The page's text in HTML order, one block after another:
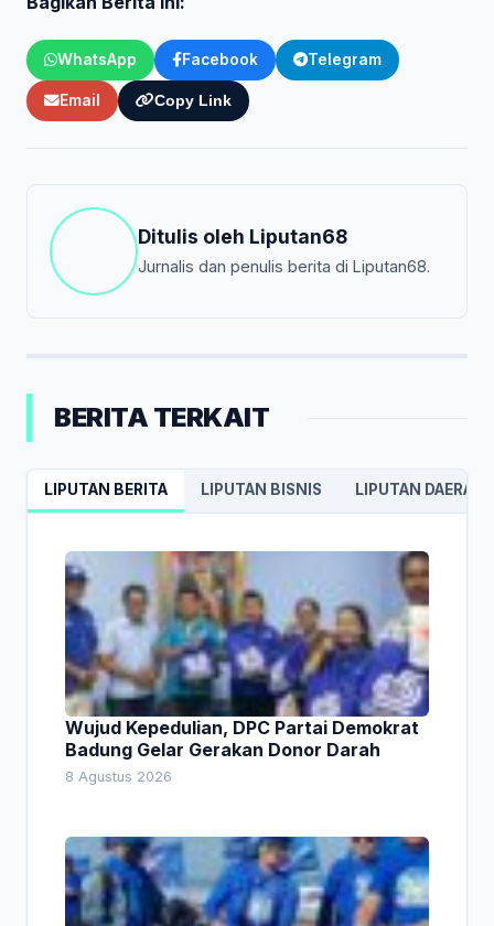
WhatsApp Facebook Telegram
Email Copy Link
Ditulis oleh Liputan68
Jurnalis dan penulis berita di Liputan68.
BERITA TERKAIT
LIPUTAN BERITA LIPUTAN BISNIS LIPUTAN DAERAH
Wujud Kepedulian, DPC Partai Demokrat
Badung Gelar Gerakan Donor Darah
8 Agustus 2026